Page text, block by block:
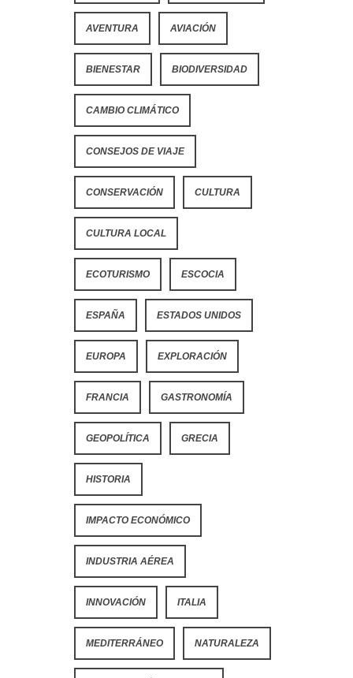
AVENTURA AVIACIÓN
BIENESTAR BIODIVERSIDAD
CAMBIO CLIMÁTICO
CONSEJOS DE VIAJE
CONSERVACIÓN CULTURA
CULTURA LOCAL
ECOTURISMO ESCOCIA
ESPAÑA ESTADOS UNIDOS
EUROPA EXPLORACIÓN
FRANCIA GASTRONOMÍA
GEOPOLÍTICA GRECIA
HISTORIA
IMPACTO ECONÓMICO
INDUSTRIA AÉREA
INNOVACIÓN ITALIA
MEDITERRÁNEO NATURALEZA